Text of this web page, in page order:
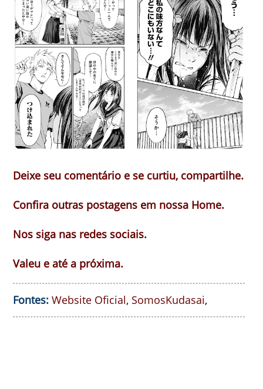
Deixe seu comentário e se curtiu, compartilhe.
Confira outras postagens em nossa Home.
Nos siga nas redes sociais.
Valeu e até a próxima.
Fontes: Website Oficial, SomosKudasai,